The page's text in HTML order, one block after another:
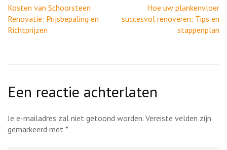
Berichtnavigatie
Kosten van Schoorsteen
Renovatie: Prijsbepaling en
Richtprijzen
Hoe uw plankenvloer
succesvol renoveren: Tips en
stappenplan
Een reactie achterlaten
Je e-mailadres zal niet getoond worden. Vereiste velden zijn
gemarkeerd met *